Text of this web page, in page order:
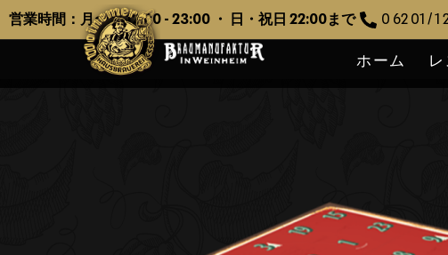
営業時間：月〜土 12:00 - 23:00 ・ 日・祝日 22:00まで 0 62 01 / 1
ホーム